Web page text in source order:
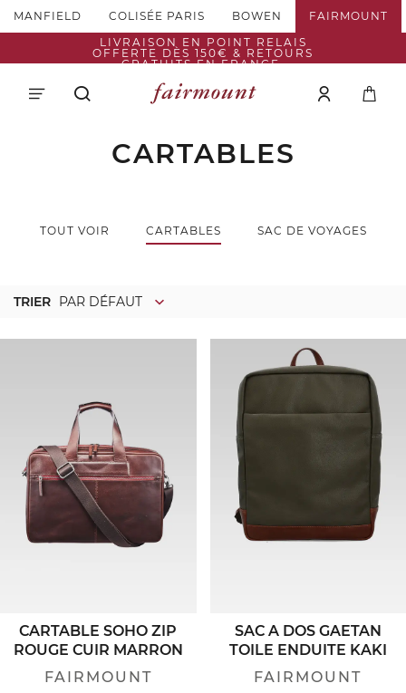
MANFIELD COLISÉE PARIS BOWEN
FAIRMOUNT
LIVRAISON EN POINT RELAIS
OFFERTE DÈS 150€ & RETOURS
GRATUITS EN FRANCE.
CARTABLES
TOUT VOIR CARTABLES SAC DE VOYAGES
TRIER PAR DÉFAUT
CARTABLE SOHO ZIP
ROUGE CUIR MARRON
FAIRMOUNT
SAC A DOS GAETAN
TOILE ENDUITE KAKI
FAIRMOUNT